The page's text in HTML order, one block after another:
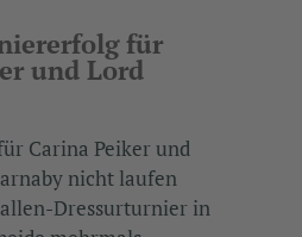
für
und Lord
Carina Peiker und
nicht laufen
Dressurturnier in